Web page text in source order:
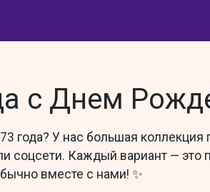
с Днем
У нас большая коллекция
соцсети. Каждый вариант — это
вместе с нами! ✨